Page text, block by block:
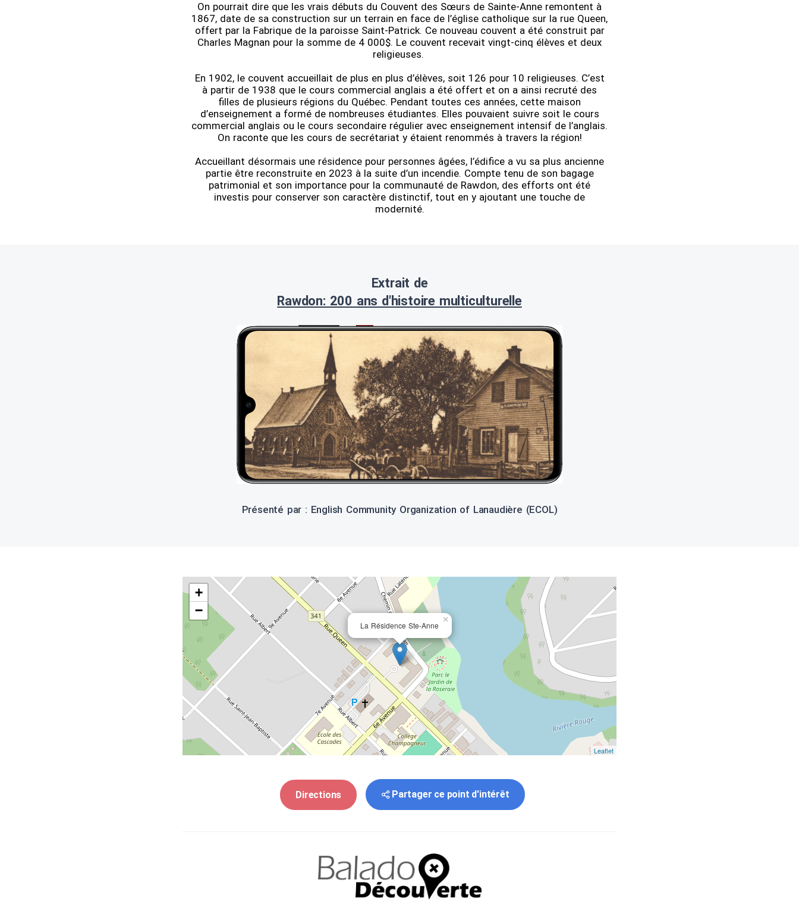
On pourrait dire que les vrais débuts du Couvent des Sœurs de Sainte-Anne remontent à
1867, date de sa construction sur un terrain en face de l’église catholique sur la rue Queen,
offert par la Fabrique de la paroisse Saint-Patrick. Ce nouveau couvent a été construit par
Charles Magnan pour la somme de 4 000$. Le couvent recevait vingt-cinq élèves et deux
religieuses.
En 1902, le couvent accueillait de plus en plus d’élèves, soit 126 pour 10 religieuses. C’est
à partir de 1938 que le cours commercial anglais a été offert et on a ainsi recruté des
filles de plusieurs régions du Québec. Pendant toutes ces années, cette maison
d’enseignement a formé de nombreuses étudiantes. Elles pouvaient suivre soit le cours
commercial anglais ou le cours secondaire régulier avec enseignement intensif de l’anglais.
On raconte que les cours de secrétariat y étaient renommés à travers la région!
Accueillant désormais une résidence pour personnes âgées, l’édifice a vu sa plus ancienne
partie être reconstruite en 2023 à la suite d’un incendie. Compte tenu de son bagage
patrimonial et son importance pour la communauté de Rawdon, des efforts ont été
investis pour conserver son caractère distinctif, tout en y ajoutant une touche de
modernité.
Extrait de
Rawdon: 200 ans d'histoire multiculturelle
Présenté par : English Community Organization of Lanaudière (ECOL)
La Résidence Ste-Anne
×
+
−
Leaflet
Directions Partager ce point d'intérêt